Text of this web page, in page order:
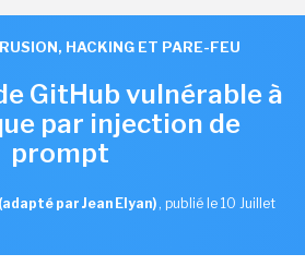
HACKING ET PARE-FEU
GitHub vulnérable à
par injection de
prompt
par Jean Elyan) , publié le 10 Juillet